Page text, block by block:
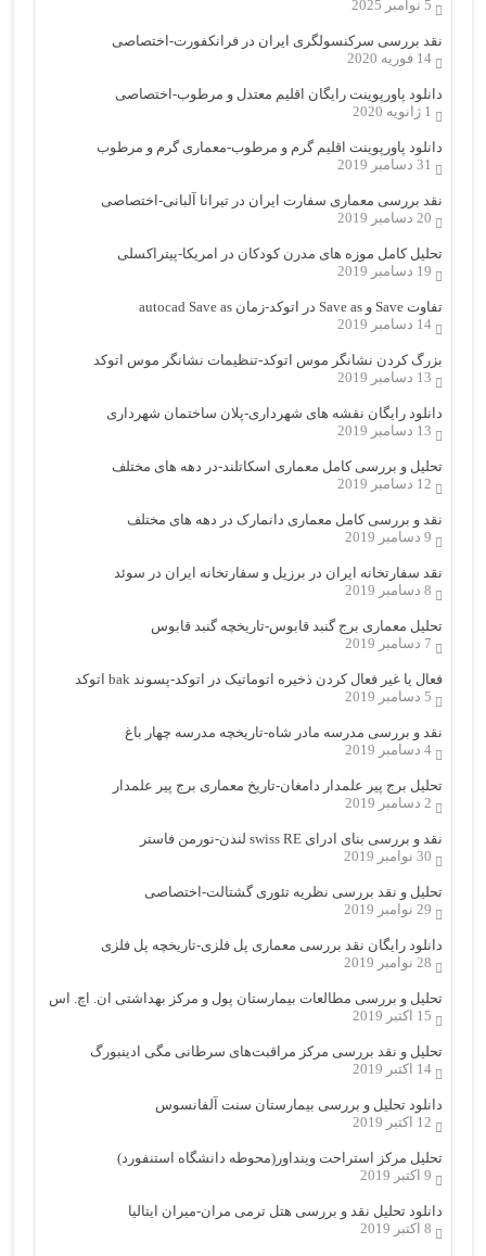
5 نوامبر 2025
نقد بررسی سرکنسولگری ایران در فرانکفورت-اختصاصی
14 فوریه 2020
دانلود پاورپوینت رایگان اقلیم معتدل و مرطوب-اختصاصی
1 ژانویه 2020
دانلود پاورپوینت اقلیم گرم و مرطوب-معماری گرم و مرطوب
31 دسامبر 2019
نقد بررسی معماری سفارت ایران در تیرانا آلبانی-اختصاصی
20 دسامبر 2019
تحلیل کامل موزه های مدرن کودکان در امریکا-پیتراکسلی
19 دسامبر 2019
تفاوت Save و Save as در اتوکد-زمان autocad Save as
14 دسامبر 2019
بزرگ کردن نشانگر موس اتوکد-تنظیمات نشانگر موس اتوکد
13 دسامبر 2019
دانلود رایگان نقشه های شهرداری-پلان ساختمان شهرداری
13 دسامبر 2019
تحلیل و بررسی کامل معماری اسکاتلند-در دهه های مختلف
12 دسامبر 2019
نقد و بررسی کامل معماری دانمارک در دهه های مختلف
9 دسامبر 2019
نقد سفارتخانه ایران در برزیل و سفارتخانه ایران در سوئد
8 دسامبر 2019
تحلیل معماری برج گنبد قابوس-تاریخچه گنبد قابوس
7 دسامبر 2019
فعال یا غیر فعال کردن ذخیره اتوماتیک در اتوکد-پسوند bak اتوکد
5 دسامبر 2019
نقد و بررسی مدرسه مادر شاه-تاریخچه مدرسه چهار باغ
4 دسامبر 2019
تحلیل برج پیر علمدار دامغان-تاریخ معماری برج پیر علمدار
2 دسامبر 2019
نقد و بررسی بنای ادرای swiss RE لندن-نورمن فاستر
30 نوامبر 2019
تحلیل و نقد بررسی نظریه تئوری گشتالت-اختصاصی
29 نوامبر 2019
دانلود رایگان نقد بررسی معماری پل فلزی-تاریخچه پل فلزی
28 نوامبر 2019
تحلیل و بررسی مطالعات بیمارستان پول و مرکز بهداشتی ان. اچ. اس
15 اکتبر 2019
تحلیل و نقد بررسی مرکز مراقبت‌های سرطانی مگی ادینبورگ
14 اکتبر 2019
دانلود تحلیل و بررسی بیمارستان سنت آلفانسوس
12 اکتبر 2019
تحلیل مرکز استراحت وینداور(محوطه دانشگاه استنفورد)
9 اکتبر 2019
دانلود تحلیل نقد و بررسی هتل ترمی مران-میران ایتالیا
8 اکتبر 2019